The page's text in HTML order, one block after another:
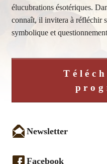
élucubrations ésotériques.
connaît, il invitera à réfléchir
symbolique et
Newsletter
Facebook